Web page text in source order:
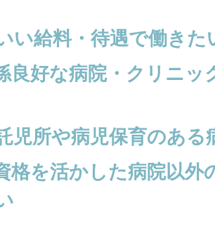
い給料・待遇で働きた
良好な病院・クリニッ
児所や病児保育のある
格を活かした病院以外